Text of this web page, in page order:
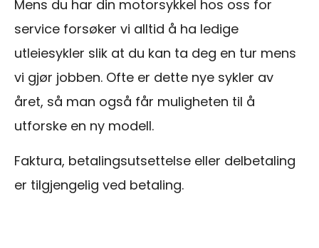
Mens du har din motorsykkel hos oss for
service forsøker vi alltid å ha ledige
utleiesykler slik at du kan ta deg en tur mens
vi gjør jobben. Ofte er dette nye sykler av
året, så man også får muligheten til å
utforske en ny modell.
Faktura, betalingsutsettelse eller delbetaling
er tilgjengelig ved betaling.